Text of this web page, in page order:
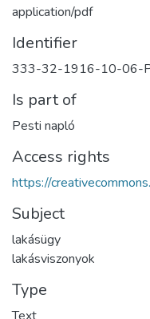
application/pdf
Identifier
333-32-1916-10-06-
Is part of
Pesti napló
Access rights
https://
Subject
lakásügy
lakásviszonyok
Type